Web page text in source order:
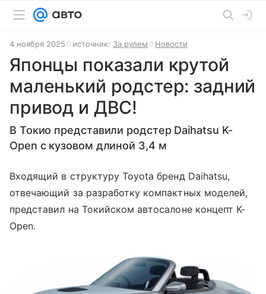
4 ноября 2025 источник: За рулем Новости
Японцы показали крутой
маленький родстер: задний
привод и ДВС!
В Токио представили родстер Daihatsu K-
Open с кузовом длиной 3,4 м
Входящий в структуру Toyota бренд Daihatsu,
отвечающий за разработку компактных моделей,
представил на Токийском автосалоне концепт K-
Open.